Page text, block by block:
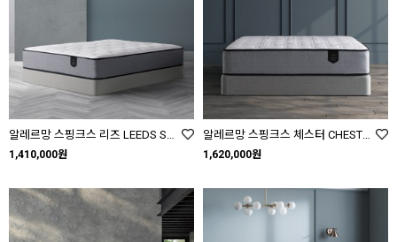
알레르망 스핑크스 리즈 LEEDS SS Q
1,410,000원
알레르망 스핑크스 체스터 CHESTER SS Q K
1,620,000원